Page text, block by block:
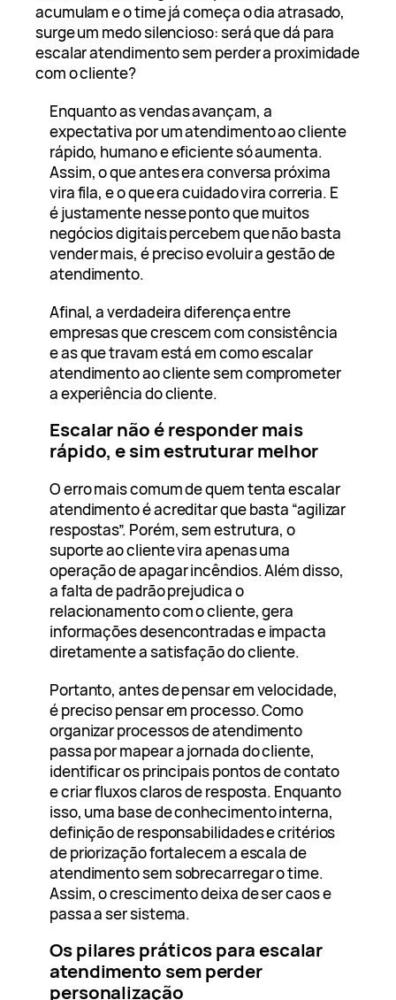
acumulam e o time já começa o dia atrasado,
surge um medo silencioso: será que dá para
escalar atendimento sem perder a proximidade
com o cliente?
Enquanto as vendas avançam, a
expectativa por um atendimento ao cliente
rápido, humano e eficiente só aumenta.
Assim, o que antes era conversa próxima
vira fila, e o que era cuidado vira correria. E
é justamente nesse ponto que muitos
negócios digitais percebem que não basta
vender mais, é preciso evoluir a gestão de
atendimento.
Afinal, a verdadeira diferença entre
empresas que crescem com consistência
e as que travam está em como escalar
atendimento ao cliente sem comprometer
a experiência do cliente.
Escalar não é responder mais
rápido, e sim estruturar melhor
O erro mais comum de quem tenta escalar
atendimento é acreditar que basta “agilizar
respostas”. Porém, sem estrutura, o
suporte ao cliente vira apenas uma
operação de apagar incêndios. Além disso,
a falta de padrão prejudica o
relacionamento com o cliente, gera
informações desencontradas e impacta
diretamente a satisfação do cliente.
Portanto, antes de pensar em velocidade,
é preciso pensar em processo. Como
organizar processos de atendimento
passa por mapear a jornada do cliente,
identificar os principais pontos de contato
e criar fluxos claros de resposta. Enquanto
isso, uma base de conhecimento interna,
definição de responsabilidades e critérios
de priorização fortalecem a escala de
atendimento sem sobrecarregar o time.
Assim, o crescimento deixa de ser caos e
passa a ser sistema.
Os pilares práticos para escalar
atendimento sem perder
personalização